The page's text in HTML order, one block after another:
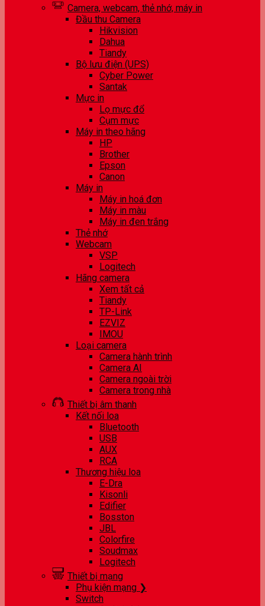
Camera, webcam, thẻ nhớ, máy in
Đầu thu Camera
Hikvision
Dahua
Tiandy
Bộ lưu điện (UPS)
Cyber Power
Santak
Mực in
Lọ mực đổ
Cụm mực
Máy in theo hãng
HP
Brother
Epson
Canon
Máy in
Máy in hoá đơn
Máy in màu
Máy in đen trắng
Thẻ nhớ
Webcam
VSP
Logitech
Hãng camera
Xem tất cả
Tiandy
TP-Link
EZVIZ
IMOU
Loại camera
Camera hành trình
Camera AI
Camera ngoài trời
Camera trong nhà
Thiết bị âm thanh
Kết nối loa
Bluetooth
USB
AUX
RCA
Thương hiệu loa
E-Dra
Kisonli
Edifier
Bosston
JBL
Colorfire
Soudmax
Logitech
Thiết bị mạng
Phụ kiện mạng ❯
Switch